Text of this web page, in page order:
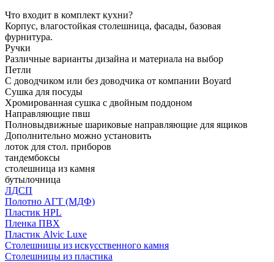
Что входит в комплект кухни?
Корпус, влагостойкая столешница, фасады, базовая
фурнитура.
Ручки
Различные варианты дизайна и материала на выбор
Петли
С доводчиком или без доводчика от компании Boyard
Сушка для посуды
Хромированная сушка с двойным поддоном
Направляющие пвш
Полновыдвижные шариковые направляющие для ящиков
Дополнительно можно установить
лоток для стол. приборов
тандембоксы
столешница из камня
бутылочница
ЛДСП
Полотно АГТ (МДФ)
Пластик HPL
Пленка ПВХ
Пластик Alvic Luxe
Столешницы из искусственного камня
Столешницы из пластика